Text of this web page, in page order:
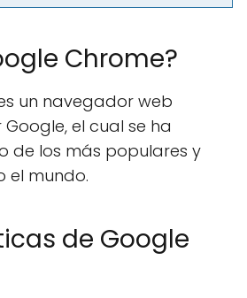
Chrome?
un navegador web
el cual se ha
de los más populares y
el mundo.
de Google